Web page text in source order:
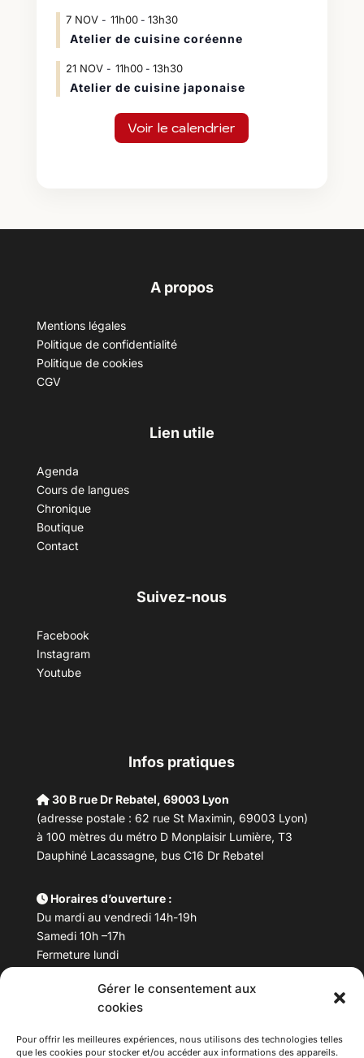
Gérer le consentement aux
cookies
Pour offrir les meilleures expériences, nous utilisons des technologies telles
que les cookies pour stocker et/ou accéder aux informations des appareils.
7 NOV 11h00- 13h30
Atelier de cuisine coréenne
21 NOV 11h00- 13h30
Atelier de cuisine japonaise
Voir le calendrier
A propos
Mentions légales
Politique de confidentialité
Politique de cookies
CGV
Lien utile
Agenda
Cours de langues
Chronique
Boutique
Contact
Suivez-nous
Facebook
Instagram
Youtube
Infos pratiques
30 B rue Dr Rebatel, 69003 Lyon
(adresse postale : 62 rue St Maximin, 69003 Lyon)
à 100 mètres du métro D Monplaisir Lumière, T3
Dauphiné Lacassagne, bus C16 Dr Rebatel
Horaires d’ouverture :
Du mardi au vendredi 14h-19h
Samedi 10h –17h
Fermeture lundi
Téléphone : 04 78 53 06 40
maisondesculturesasiatiques@asiexpo.com